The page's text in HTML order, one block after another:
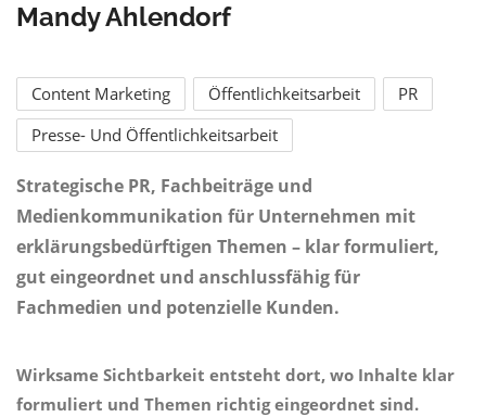
Mandy Ahlendorf
Content Marketing Öffentlichkeitsarbeit
PR
Presse- Und Öffentlichkeitsarbeit
Strategische PR, Fachbeiträge und
Medienkommunikation für Unternehmen mit
erklärungsbedürftigen Themen – klar formuliert,
gut eingeordnet und anschlussfähig für
Fachmedien und potenzielle Kunden.
Wirksame Sichtbarkeit entsteht dort, wo Inhalte klar
formuliert und Themen richtig eingeordnet sind.